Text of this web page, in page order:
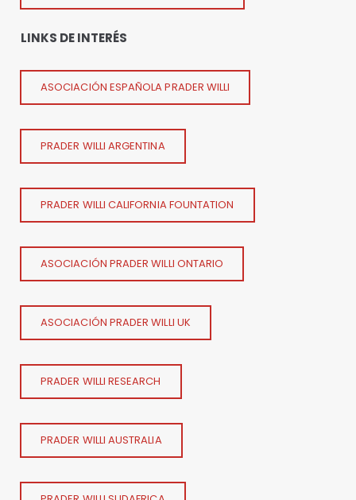
LINKS DE INTERÉS
ASOCIACIÓN ESPAÑOLA PRADER WILLI
PRADER WILLI ARGENTINA
PRADER WILLI CALIFORNIA FOUNTATION
ASOCIACIÓN PRADER WILLI ONTARIO
ASOCIACIÓN PRADER WILLI UK
PRADER WILLI RESEARCH
PRADER WILLI AUSTRALIA